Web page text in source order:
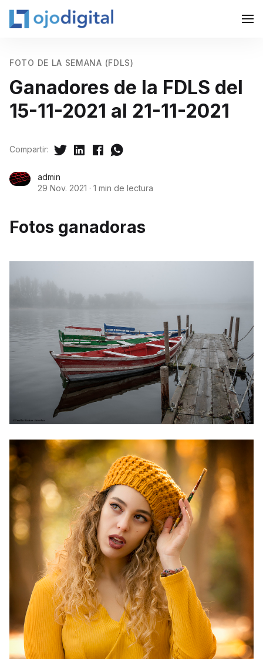
FOTO DE LA SEMANA (FDLS)
Ganadores de la FDLS del
15-11-2021 al 21-11-2021
admin
29 Nov. 2021 · 1 min de lectura
Compartir:
Fotos ganadoras